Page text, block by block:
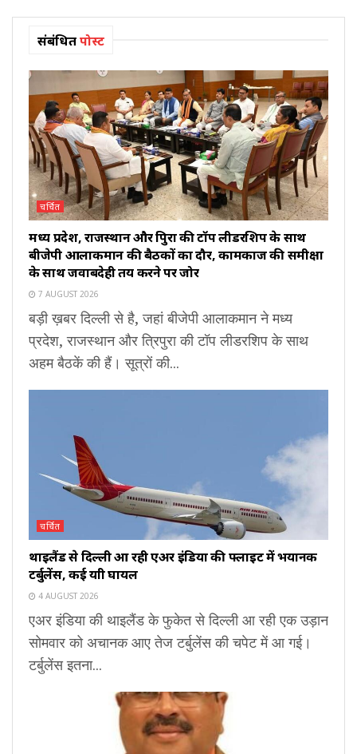
संबंधितपोस्ट
चर्चित
मध्य प्रदेश, राजस्थान और त्रिपुरा की टॉप लीडरशिप के साथ
बीजेपी आलाकमान की बैठकों का दौर, कामकाज की समीक्षा
के साथ जवाबदेही तय करने पर जोर
7 AUGUST 2026
बड़ी ख़बर दिल्ली से है, जहां बीजेपी आलाकमान ने मध्य
प्रदेश, राजस्थान और त्रिपुरा की टॉप लीडरशिप के साथ
अहम बैठकें की हैं। सूत्रों की...
चर्चित
थाइलैंड से दिल्ली आ रही एअर इंडिया की फ्लाइट में भयानक
टर्बुलेंस, कई यात्री घायल
4 AUGUST 2026
एअर इंडिया की थाइलैंड के फुकेत से दिल्ली आ रही एक उड़ान
सोमवार को अचानक आए तेज टर्बुलेंस की चपेट में आ गई।
टर्बुलेंस इतना...